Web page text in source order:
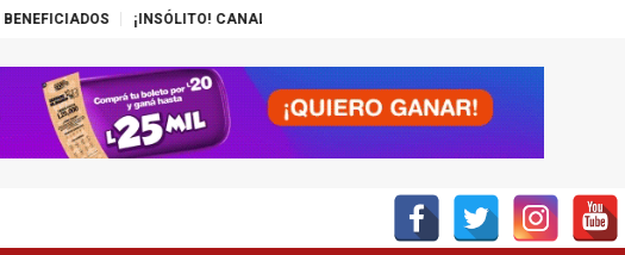
CANAL DEL GOBIERNO PROMUEVE ZEDE PRÓSPERA